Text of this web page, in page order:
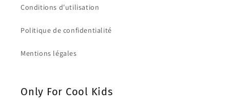
Conditions d'utilisation
Politique de confidentialité
Mentions légales
Only For Cool Kids